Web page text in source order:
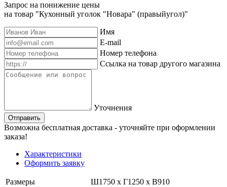
Запрос на понижение цены
на товар "Кухонный уголок "Новара" (правыйугол)"
Имя
E-mail
Номер телефона
Ссылка на товар другого магазина
Уточнения
Отправить
Возможна бесплатная доставка - уточняйте при оформлении
заказа!
Характеристики
Оформить заявку
Размеры
Ш1750 х Г1250 х В910